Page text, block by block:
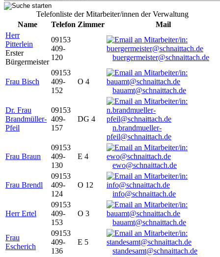
Telefonliste der Mitarbeiter/innen der Verwaltung
Name
Telefon Zimmer
Mail
Herr
Pitterlein
Erster
Bürgermeister
09153
409-
120
buergermeister@schnaittach.de
Frau Bisch
09153
409-
152
O 4
bauamt@schnaittach.de
Dr. Frau
Brandmüller-
Pfeil
09153
409-
157
DG 4
n.brandmueller-
pfeil@schnaittach.de
Frau Braun
09153
409-
130
E 4
ewo@schnaittach.de
Frau Brendl
09153
409-
124
O 12
info@schnaittach.de
Herr Ertel
09153
409-
153
O 3
bauamt@schnaittach.de
Frau
Escherich
09153
409-
136
E 5
standesamt@schnaittach.de